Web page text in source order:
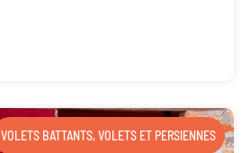
VOLETS BATTANTS,VOLETS ET PERSIENNES